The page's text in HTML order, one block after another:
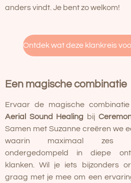
anders vindt. Je bent zo welkom!
Ontdek wat deze klankreis
Een magische combinatie
Ervaar de magische
Aerial Sound Healing bij
Samen met Suzanne creëren we
waarin maximaal zes
ondergedompeld in diepe
klanken. Wil je iets bijzonders
graag met je mee om een